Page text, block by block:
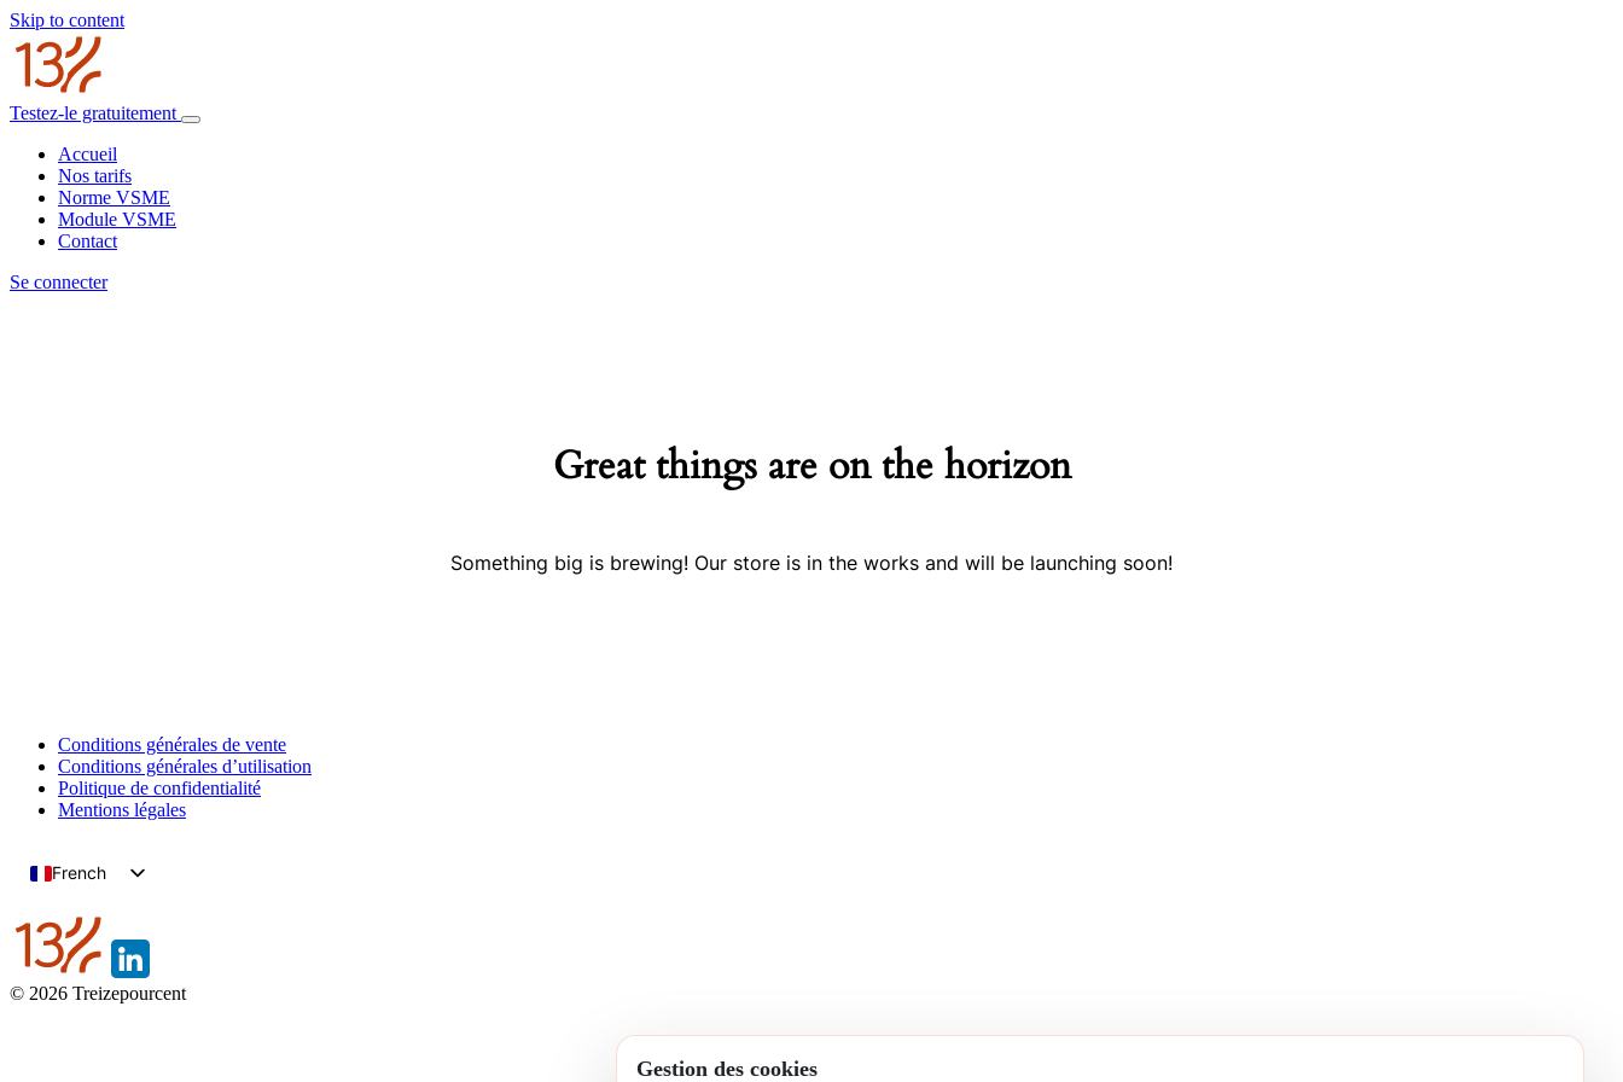
Skip to content
Testez-le gratuitement
Accueil
Nos tarifs
Norme VSME
Module VSME
Contact
Se connecter
Great things are on the horizon
Something big is brewing! Our store is in the works and will be launching soon!
Conditions générales de vente
Conditions générales d’utilisation
Politique de confidentialité
Mentions légales
French
English
© 2026 Treizepourcent
Gestion des cookies